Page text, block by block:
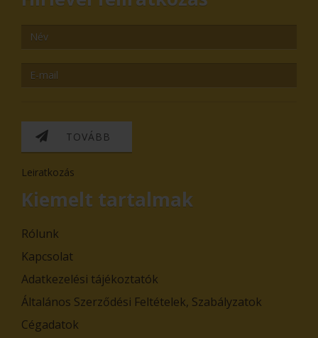
TOVÁBB
Leiratkozás
Kiemelt tartalmak
Rólunk
Kapcsolat
Adatkezelési tájékoztatók
Általános Szerződési Feltételek, Szabályzatok
Cégadatok